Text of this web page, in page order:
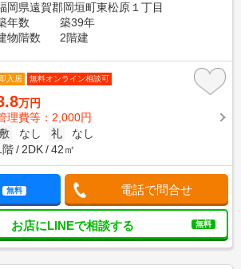
岡県遠賀郡岡垣町東松原１丁目
年数
築39年
物階数
2階建
即入居 無料オンライン相談可
万円
理費等：2,000円
敷
なし 礼
なし
階
2DK 42㎡
無料 電話で問合せ
お店にLINEで相談する 無料